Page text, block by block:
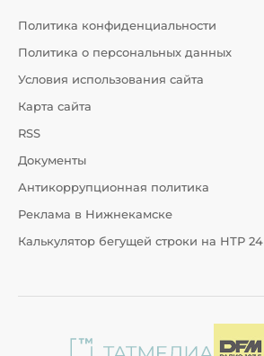
Политика конфиденциальности
Политика о персональных данных
Условия использования сайта
Карта сайта
RSS
Документы
Антикоррупционная политика
Реклама в Нижнекамске
Калькулятор бегущей строки на НТР 24